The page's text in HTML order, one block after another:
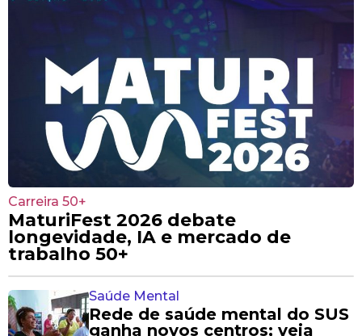
Carreira 50+
MaturiFest 2026 debate
longevidade, IA e mercado de
trabalho 50+
Saúde Mental
Rede de saúde mental do SUS
ganha novos centros; veja